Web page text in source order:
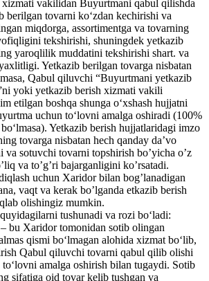
xizmati vakilidan Buyurtmani qabul qilishda
berilgan tovarni ko‘zdan kechirishi va
miqdorga, assortimentga va tovarning
tekshirishi, shuningdek yetkazib
yaroqlilik muddatini tekshirishi shart. va
Yetkazib berilgan tovarga nisbatan
Qabul qiluvchi “Buyurtmani yetkazib
yoki yetkazib berish xizmati vakili
etilgan boshqa shunga o‘xshash hujjatni
uchun to‘lovni amalga oshiradi (100%
Yetkazib berish hujjatlaridagi imzo
tovarga nisbatan hech qanday da’vo
va sotuvchi tovarni topshirish bo’yicha o’z
va to’g’ri bajarganligini ko’rsatadi.
uchun Xaridor bilan bog’lanadigan
vaqt va kerak bo’lganda etkazib berish
olishingiz mumkin.
tushunadi va rozi bo‘ladi:
bu Xaridor tomonidan sotib olingan
qismi bo‘lmagan alohida xizmat bo‘lib,
Qabul qiluvchi tovarni qabul qilib olishi
amalga oshirish bilan tugaydi. Sotib
sifatiga oid tovar kelib tushgan va